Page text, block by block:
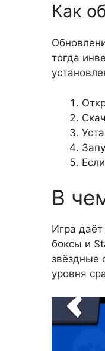
Как
тогда
В
Игра
боксы и
звёздные
уровня